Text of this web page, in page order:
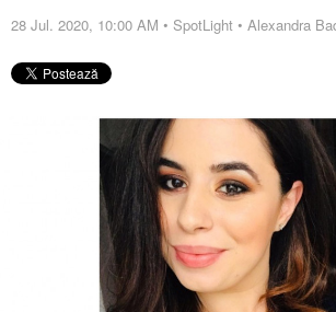
28 Jul. 2020, 10:00 AM • SpotLight • Alexandra